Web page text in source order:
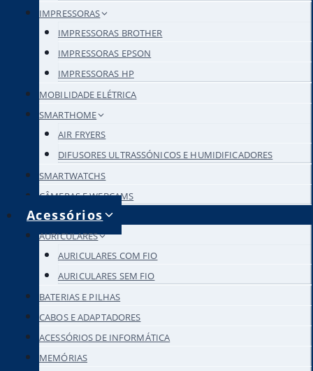
IMPRESSORAS
IMPRESSORAS BROTHER
IMPRESSORAS EPSON
IMPRESSORAS HP
MOBILIDADE ELÉTRICA
SMARTHOME
AIR FRYERS
DIFUSORES ULTRASSÓNICOS E HUMIDIFICADORES
SMARTWATCHS
CÂMERAS E WEBCAMS
Acessórios
AURICULARES
AURICULARES COM FIO
AURICULARES SEM FIO
BATERIAS E PILHAS
CABOS E ADAPTADORES
ACESSÓRIOS DE INFORMÁTICA
MEMÓRIAS